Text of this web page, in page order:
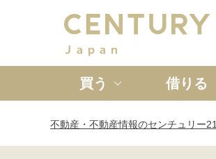
買う
新築一戸建て
借りる
不動産・不動産情報のセンチュリー21